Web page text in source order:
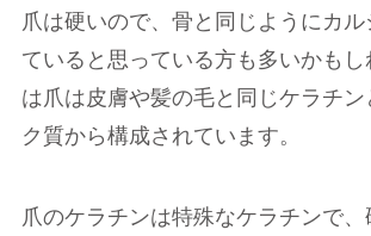
爪は硬いので、骨と同じようにカル
ていると思っている方も多いかも
は爪は皮膚や髪の毛と同じケラチ
ク質から構成されています。
爪のケラチンは特殊なケラチンで